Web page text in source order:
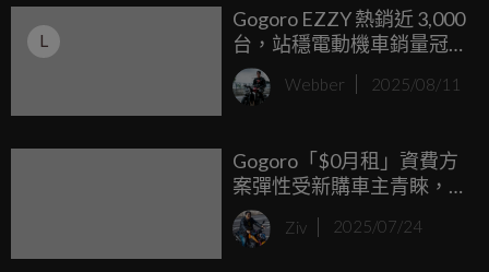
L
Gogoro EZZY 熱銷近 3,000
台，站穩電動機車銷量冠
軍！ 加碼推出「淺棕」與
「淡綠」莫蘭迪新色 夏日
Webber 2025/08/11
Gogoro「$0月租」資費方
案彈性受新購車主青睞，
既有車主轉換數超預期！
Ziv 2025/07/24